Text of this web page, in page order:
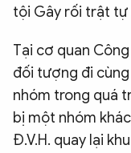
tội Gây rối trật tự
Tại cơ quan
đối tượng đi cùng
nhóm trong quá
bị một nhóm
Đ.V.H. quay lại